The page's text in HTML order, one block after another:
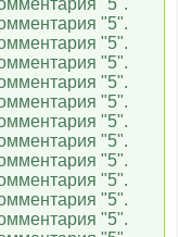
"5".
"5".
"5".
"5".
"5".
"5".
"5".
"5".
"5".
"5".
"5".
"5".